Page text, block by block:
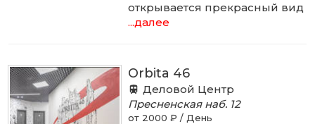
открывается прекрасный вид
...далее
Orbita 46
Деловой Центр
Пресненская наб. 12
от 2000 ₽ / День